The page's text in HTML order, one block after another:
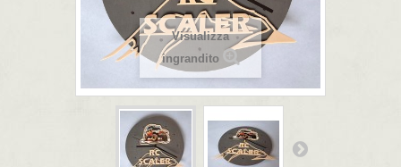
Visualizza
ingrandito